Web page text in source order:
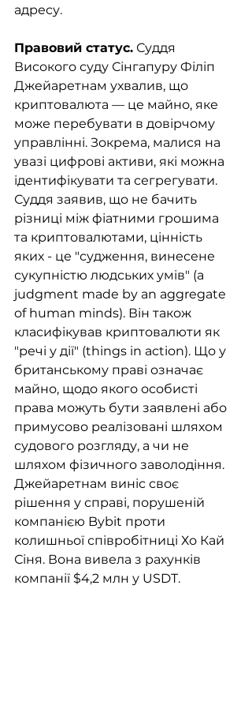
адресу.
Правовий статус. Суддя
Високого суду Сінгапуру Філіп
Джейаретнам ухвалив, що
криптовалюта — це майно, яке
може перебувати в довірчому
управлінні. Зокрема, малися на
увазі цифрові активи, які можна
ідентифікувати та сегрегувати.
Суддя заявив, що не бачить
різниці між фіатними грошима
та криптовалютами, цінність
яких - це "судження, винесене
сукупністю людських умів" (a
judgment made by an aggregate
of human minds). Він також
класифікував криптовалюти як
"речі у дії" (things in action). Що у
британському праві означає
майно, щодо якого особисті
права можуть бути заявлені або
примусово реалізовані шляхом
судового розгляду, а чи не
шляхом фізичного заволодіння.
Джейаретнам виніс своє
рішення у справі, порушеній
компанією Bybit проти
колишньої співробітниці Хо Кай
Сіня. Вона вивела з рахунків
компанії $4,2 млн у USDT.